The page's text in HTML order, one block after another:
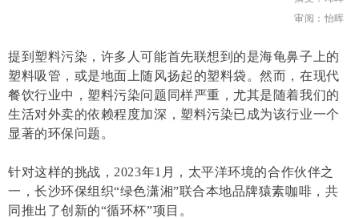
审阅：怡晖
提到塑料污染，许多人可能首先联想到的是海龟鼻子上的
塑料吸管，或是地面上随风扬起的塑料袋。然而，在现代
餐饮行业中，塑料污染问题同样严重，尤其是随着我们的
生活对外卖的依赖程度加深，塑料污染已成为该行业一个
显著的环保问题。
针对这样的挑战，2023年1月，太平洋环境的合作伙伴之
一，长沙环保组织“绿色潇湘”联合本地品牌猿素咖啡，共
同推出了创新的“循环杯”项目。